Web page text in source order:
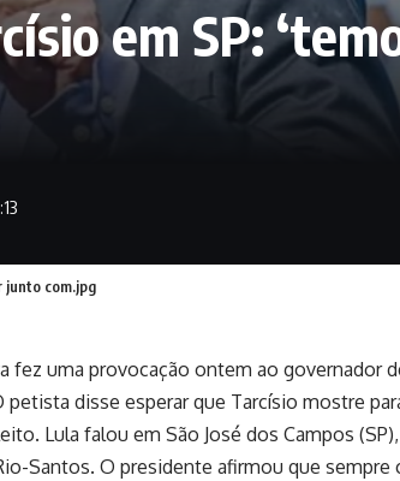
em SP:
junto com.jpg
fez uma provocação ontem ao governador
petista disse esperar que Tarcísio mostre
Lula falou em São José dos Campos
Santos. O presidente afirmou que